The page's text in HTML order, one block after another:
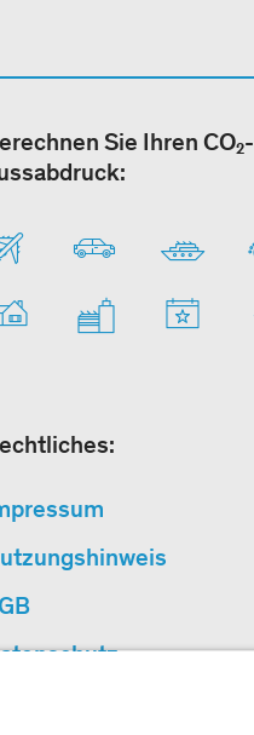
Sie Ihren CO₂-